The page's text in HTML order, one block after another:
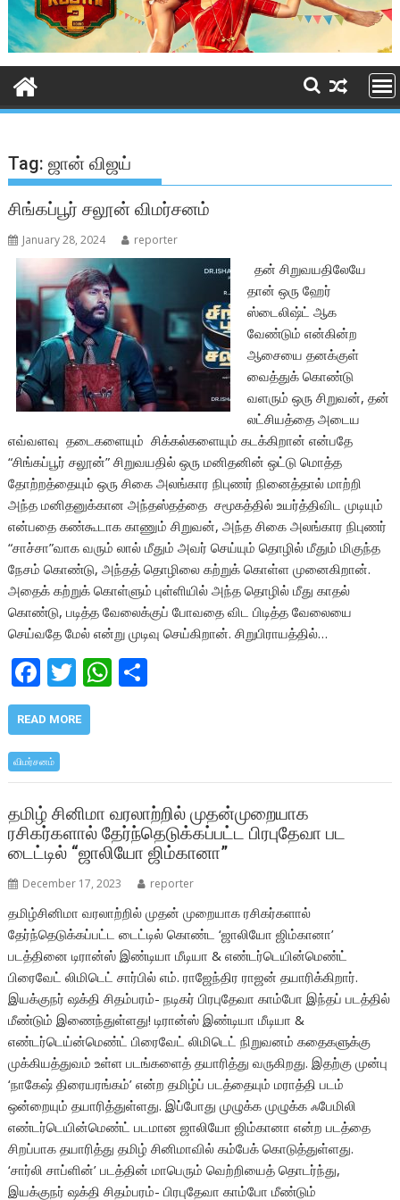
Tag:ஜான் விஜய்
சிங்கப்பூர் சலூன் விமர்சனம்
January 28, 2024 reporter
தன் சிறுவயதிலேயே
தான் ஒரு ஹேர்
ஸ்டைலிஷ்ட் ஆக
வேண்டும் என்கின்ற
ஆசையை தனக்குள்
வைத்துக் கொண்டு
வளரும் ஒரு சிறுவன், தன்
லட்சியத்தை அடைய
எவ்வளவு தடைகளையும் சிக்கல்களையும் கடக்கிறான் என்பதே
“சிங்கப்பூர் சலூன்” சிறுவயதில் ஒரு மனிதனின் ஒட்டு மொத்த
தோற்றத்தையும் ஒரு சிகை அலங்கார நிபுணர் நினைத்தால் மாற்றி
அந்த மனிதனுக்கான அந்தஸ்தத்தை சமூகத்தில் உயர்த்திவிட முடியும்
என்பதை கண்கூடாக காணும் சிறுவன், அந்த சிகை அலங்கார நிபுணர்
“சாச்சா”வாக வரும் லால் மீதும் அவர் செய்யும் தொழில் மீதும் மிகுந்த
நேசம் கொண்டு, அந்தத் தொழிலை கற்றுக் கொள்ள முனைகிறான்.
அதைக் கற்றுக் கொள்ளும் புள்ளியில் அந்த தொழில் மீது காதல்
கொண்டு, படித்த வேலைக்குப் போவதை விட பிடித்த வேலையை
செய்வதே மேல் என்று முடிவு செய்கிறான். சிறுபிராயத்தில்…
F
ac
e
b
o
o
k
T
w
itt
W
A
p
p
READ MORE
விமர்சனம்
தமிழ் சினிமா வரலாற்றில் முதன்முறையாக
ரசிகர்களால் தேர்ந்தெடுக்கப்பட்ட பிரபுதேவா பட
டைட்டில் “ஜாலியோ ஜிம்கானா”
December 17, 2023 reporter
தமிழ்சினிமா வரலாற்றில் முதன் முறையாக ரசிகர்களால்
தேர்ந்தெடுக்கப்பட்ட டைட்டில் கொண்ட ‘ஜாலியோ ஜிம்கானா’
படத்தினை டிரான்ஸ் இண்டியா மீடியா & எண்டர்டெயின்மெண்ட்
பிரைவேட் லிமிடெட் சார்பில் எம். ராஜேந்திர ராஜன் தயாரிக்கிறார்.
இயக்குநர் ஷக்தி சிதம்பரம்- நடிகர் பிரபுதேவா காம்போ இந்தப் படத்தில்
மீண்டும் இணைந்துள்ளது! டிரான்ஸ் இண்டியா மீடியா &
எண்டர்டெய்ன்மெண்ட் பிரைவேட் லிமிடெட் நிறுவனம் கதைகளுக்கு
முக்கியத்துவம் உள்ள படங்களைத் தயாரித்து வருகிறது. இதற்கு முன்பு
‘நாகேஷ் திரையரங்கம்’ என்ற தமிழ்ப் படத்தையும் மராத்தி படம்
ஒன்றையும் தயாரித்துள்ளது. இப்போது முழுக்க முழுக்க ஃபேமிலி
எண்டர்டெயின்மெண்ட் படமான ஜாலியோ ஜிம்கானா என்ற படத்தை
சிறப்பாக தயாரித்து தமிழ் சினிமாவில் கம்பேக் கொடுத்துள்ளது.
‘சார்லி சாப்ளின்’ படத்தின் மாபெரும் வெற்றியைத் தொடர்ந்து,
இயக்குநர் ஷக்தி சிதம்பரம்- பிரபுதேவா காம்போ மீண்டும்